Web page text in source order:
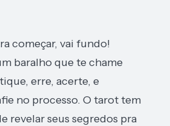
começar, vai fundo!
baralho que te chame
erre, acerte, e
no processo. O tarot tem
revelar seus segredos pra